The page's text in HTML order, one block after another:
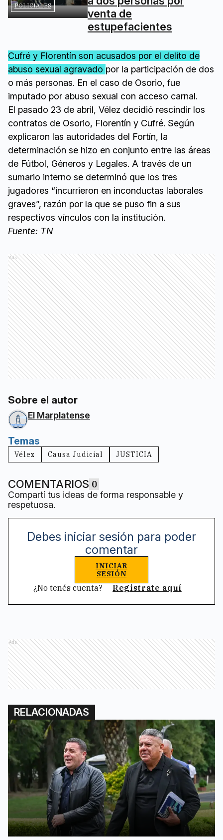
POLICIALES
venta de
estupefacientes
Cufré y Florentín son acusados por el delito de
abuso sexual agravado por la participación de dos
o más personas. En el caso de Osorio, fue
imputado por abuso sexual con acceso carnal.
El pasado 23 de abril, Vélez decidió rescindir los
contratos de Osorio, Florentín y Cufré. Según
explicaron las autoridades del Fortín, la
determinación se hizo en conjunto entre las áreas
de Fútbol, Géneros y Legales. A través de un
sumario interno se determinó que los tres
jugadores “incurrieron en inconductas laborales
graves”, razón por la que se puso fin a sus
respectivos vínculos con la institución.
Fuente: TN
Ads
Sobre el autor
El Marplatense
Temas
Vélez Causa Judicial JUSTICIA
COMENTARIOS 0
Compartí tus ideas de forma responsable y
respetuosa.
Debes iniciar sesión para poder
comentar
INICIAR
SESIÓN
¿No tenés cuenta? Registrate aquí
Ads
RELACIONADAS